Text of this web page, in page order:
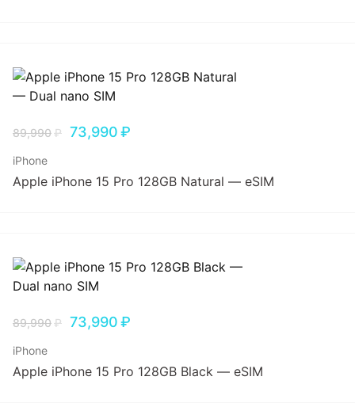
89,990₽ 73,990₽
iPhone
Apple iPhone 15 Pro 128GB Natural — eSIM
89,990₽ 73,990₽
iPhone
Apple iPhone 15 Pro 128GB Black — eSIM